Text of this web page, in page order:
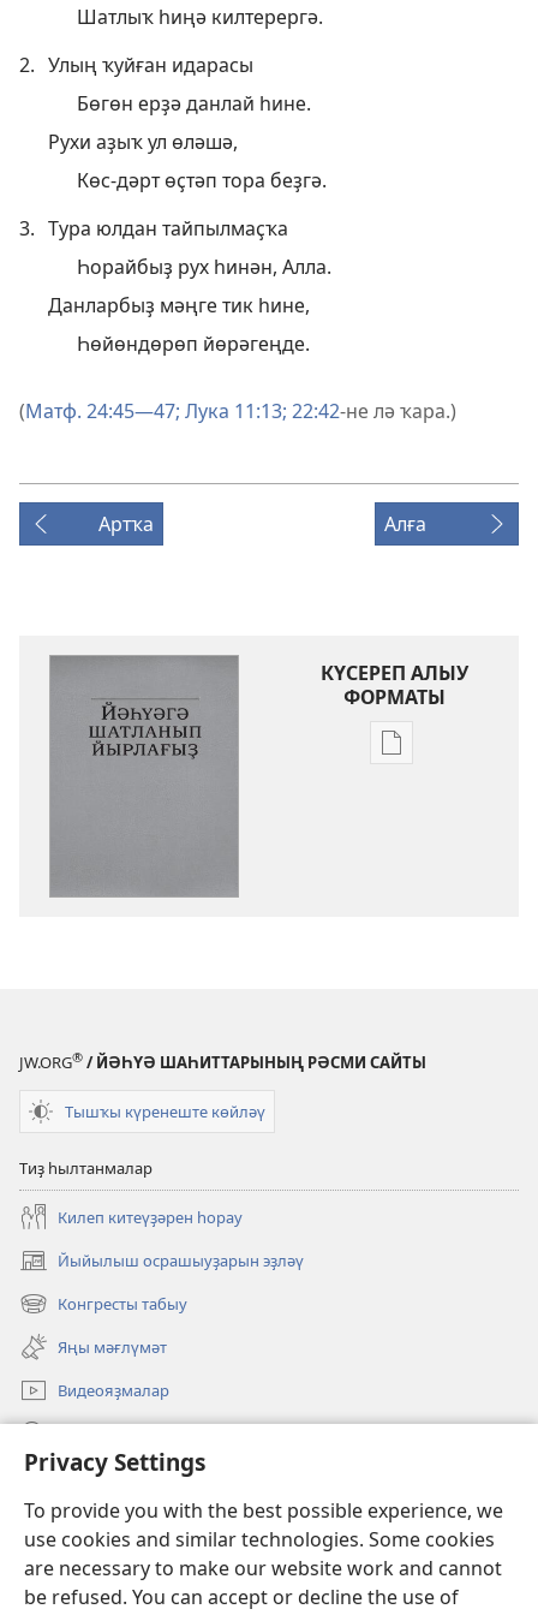
Privacy Settings
To provide you with the best possible experience, we
use cookies and similar technologies. Some cookies
are necessary to make our website work and cannot
be refused. You can accept or decline the use of
Шатлыҡ һиңә килтерергә.
2. Улың ҡуйған идарасы
Бөгөн ерҙә данлай һине.
Рухи аҙыҡ ул өләшә,
Көс-дәрт өҫтәп тора беҙгә.
3. Тура юлдан тайпылмаҫҡа
Һорайбыҙ рух һинән, Алла.
Данларбыҙ мәңге тик һине,
Һөйөндөрөп йөрәгеңде.
(Матф. 24:45—47; Лука 11:13; 22:42-не лә ҡара.)
Артҡа Алға
КҮСЕРЕП АЛЫУ
ФОРМАТЫ
Баҫмаларҙы
JW.ORG® / ЙӘҺҮӘ ШАҺИТТАРЫНЫҢ РӘСМИ САЙТЫ
Тышҡы күренеште көйләү
Тиҙ һылтанмалар
Килеп китеүҙәрен һорау
Йыйылыш осрашыуҙарын эҙләү
(opens
new
window)
Конгресты табыу
(opens
new
window)
Яңы мәғлүмәт
Видеояҙмалар
(opens
window)Күҙәтеү манараһының ОНЛАЙН КИТАПХАНАҺЫ
(opens
new
®